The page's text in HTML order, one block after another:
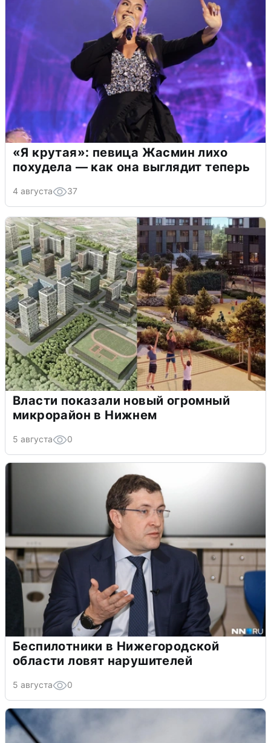
«Я крутая»: певица Жасмин лихо
похудела — как она выглядит теперь
4 августа 37
Власти показали новый огромный
микрорайон в Нижнем
5 августа 0
Беспилотники в Нижегородской
области ловят нарушителей
5 августа 0